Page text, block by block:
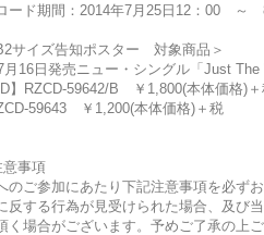
ード期間：2014年7月25日12：00 ～
サイズ告知ポスター 対象商品＞
16日発売ニュー・シングル「Just The
】RZCD-59642/B ￥1,800(本体価格)
59643 ￥1,200(本体価格)＋税
事項
のご参加にあたり下記注意事項を必ず
反する行為が見受けられた場合、及び
く場合がございます。予めご了承の上ご